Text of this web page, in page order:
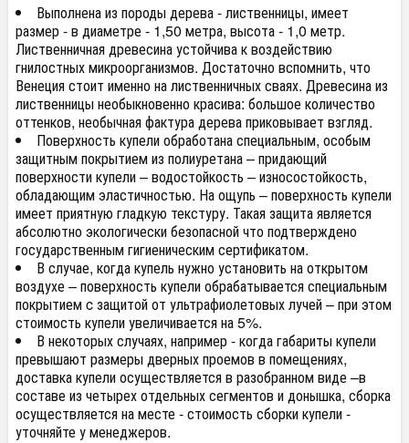
Выполнена из породы дерева - лиственницы, имеет
размер - в диаметре - 1,50 метра, высота - 1,0 метр.
Лиственничная древесина устойчива к воздействию
гнилостных микроорганизмов. Достаточно вспомнить, что
Венеция стоит именно на лиственничных сваях. Древесина из
лиственницы необыкновенно красива: большое количество
оттенков, необычная фактура дерева приковывает взгляд.
Поверхность купели обработана специальным, особым
защитным покрытием из полиуретана – придающий
поверхности купели – водостойкость – износостойкость,
обладающим эластичностью. На ощупь – поверхность купели
имеет приятную гладкую текстуру. Такая защита является
абсолютно экологически безопасной что подтверждено
государственным гигиеническим сертификатом.
В случае, когда купель нужно установить на открытом
воздухе – поверхность купели обрабатывается специальным
покрытием c защитой от ультрафиолетовых лучей – при этом
стоимость купели увеличивается на 5%.
В некоторых случаях, например - когда габариты купели
превышают размеры дверных проемов в помещениях,
доставка купели осуществляется в разобранном виде –в
составе из четырех отдельных сегментов и донышка, сборка
осуществляется на месте - стоимость сборки купели -
уточняйте у менеджеров.